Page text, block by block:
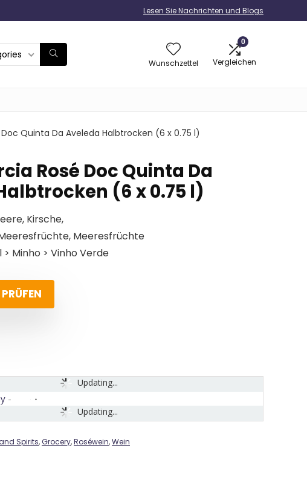
Lesen Sie Nachrichten und Blogs
Wunschzettel
0
Vergleichen
Quinta Da Aveleda Halbtrocken (6 x 0.75 l)
Rosé Doc Quinta Da
(6 x 0.75 l)
Kirsche,
Meeresfrüchte
Minho > Vinho Verde
Updating...
Updating...
-
Spirits,Grocery,Roséwein,Wein